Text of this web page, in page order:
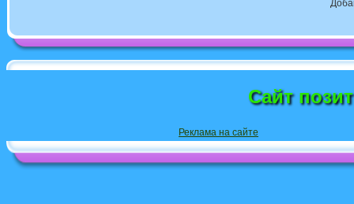
Сайт
Реклама на сайте